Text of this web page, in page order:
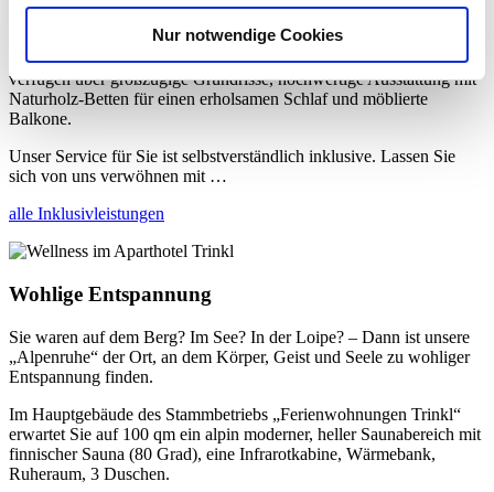
Nur notwendige Cookies
Ihnen soll es bei uns an nichts fehlen… Alle unsere Wohnungen
verfügen über großzügige Grundrisse, hochwertige Ausstattung mit
Naturholz-Betten für einen erholsamen Schlaf und möblierte
Balkone.
Unser Service für Sie ist selbstverständlich inklusive. Lassen Sie
sich von uns verwöhnen mit …
alle Inklusivleistungen
Wohlige Entspannung
Sie waren auf dem Berg? Im See? In der Loipe? – Dann ist unsere
„Alpenruhe“ der Ort, an dem Körper, Geist und Seele zu wohliger
Entspannung finden.
Im Hauptgebäude des Stammbetriebs „Ferienwohnungen Trinkl“
erwartet Sie auf 100 qm ein alpin moderner, heller Saunabereich mit
finnischer Sauna (80 Grad), eine Infrarotkabine, Wärmebank,
Ruheraum, 3 Duschen.